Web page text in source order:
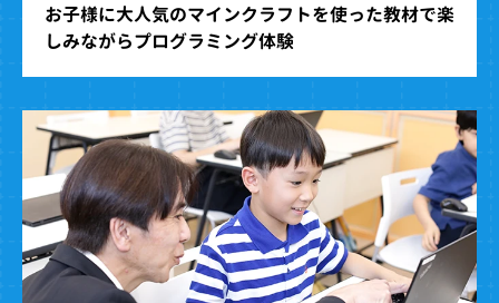
お子様に大人気のマインクラフトを使った教材で楽
しみながらプログラミング体験